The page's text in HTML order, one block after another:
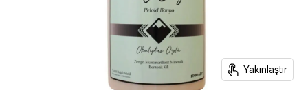
Yakınlaştır